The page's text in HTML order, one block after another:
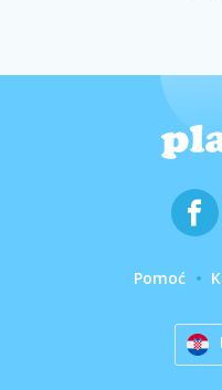
Pomoć